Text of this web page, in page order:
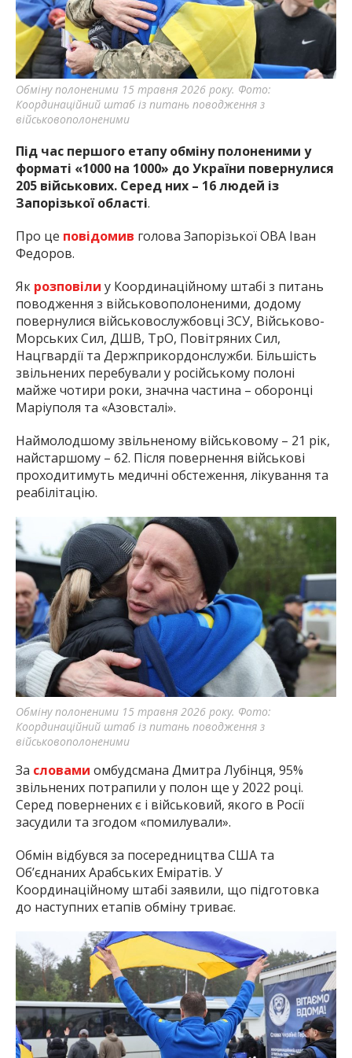
найважливішу інформацію про події
міста Запоріжжя та області.
Обміну полоненими 15 травня 2026 року. Фото:
Координаційний штаб із питань поводження з
військовополоненими
Під час першого етапу обміну полоненими у
форматі «1000 на 1000» до України повернулися
205 військових. Серед них – 16 людей із
Запорізької області.
Про це повідомив голова Запорізької ОВА Іван
Федоров.
Як розповіли у Координаційному штабі з питань
поводження з військовополоненими, додому
повернулися військовослужбовці ЗСУ, Військово-
Морських Сил, ДШВ, ТрО, Повітряних Сил,
Нацгвардії та Держприкордонслужби. Більшість
звільнених перебували у російському полоні
майже чотири роки, значна частина – оборонці
Маріуполя та «Азовсталі».
Наймолодшому звільненому військовому – 21 рік,
найстаршому – 62. Після повернення військові
проходитимуть медичні обстеження, лікування та
реабілітацію.
Обміну полоненими 15 травня 2026 року. Фото:
Координаційний штаб із питань поводження з
військовополоненими
За словами омбудсмана Дмитра Лубінця, 95%
звільнених потрапили у полон ще у 2022 році.
Серед повернених є і військовий, якого в Росії
засудили та згодом «помилували».
Обмін відбувся за посередництва США та
Об’єднаних Арабських Еміратів. У
Координаційному штабі заявили, що підготовка
до наступних етапів обміну триває.